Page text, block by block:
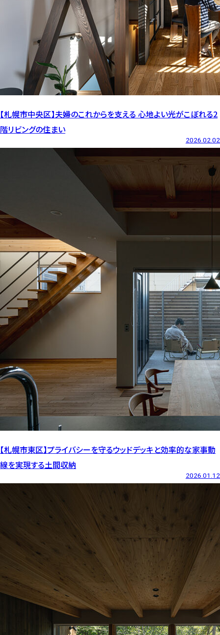
【札幌市中央区】夫婦のこれからを支える 心地よい光がこぼれる2
階リビングの住まい
2026.02.02
【札幌市東区】プライバシーを守るウッドデッキと効率的な家事動
線を実現する土間収納
2026.01.12